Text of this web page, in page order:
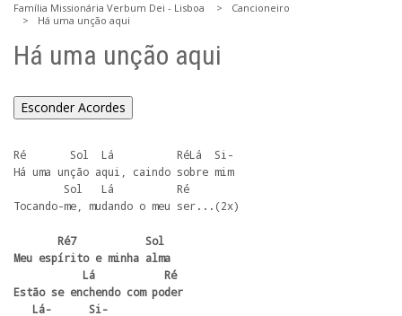
Família Missionária Verbum Dei - Lisboa
Cancioneiro
Há uma unção aqui
Há uma unção aqui
Esconder Acordes
Ré       Sol  Lá          RéLá  Si-
Há uma unção aqui, caindo sobre mim
Tocando-me, mudando o meu ser...(2x)
Meu espírito e minha alma
Estão se enchendo com poder